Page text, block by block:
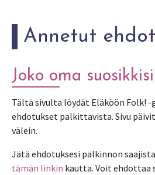
Annetut
Joko oma
Tältä sivulta löydät Eläköön Folk!
ehdotukset palkittavista. Sivu
välein.
Jätä ehdotuksesi palkinnon saajista
tämän linkin kautta. Voit ehdottaa